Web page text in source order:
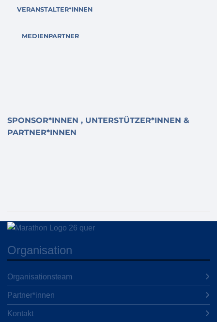
VERANSTALTER*INNEN
MEDIENPARTNER
SPONSOR*INNEN , UNTERSTÜTZER*INNEN &
PARTNER*INNEN
Organisation
Organisationsteam
Partner*innen
Kontakt